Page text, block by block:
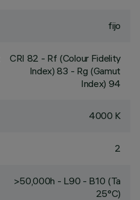
fijo
CRI 82 - Rf (Colour Fidelity
Index) 83 - Rg (Gamut
Index) 94
4000 K
2
>50,000h - L90 - B10 (Ta
25°C)